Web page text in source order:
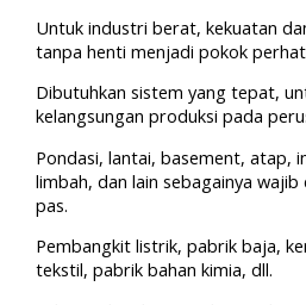
Untuk industri berat, kekuatan
tanpa henti menjadi pokok
Dibutuhkan sistem yang tepat,
kelangsungan produksi pada
Pondasi, lantai, basement, atap,
limbah, dan lain sebagainya
pas.
Pembangkit listrik, pabrik baja,
tekstil, pabrik bahan kimia, dll.